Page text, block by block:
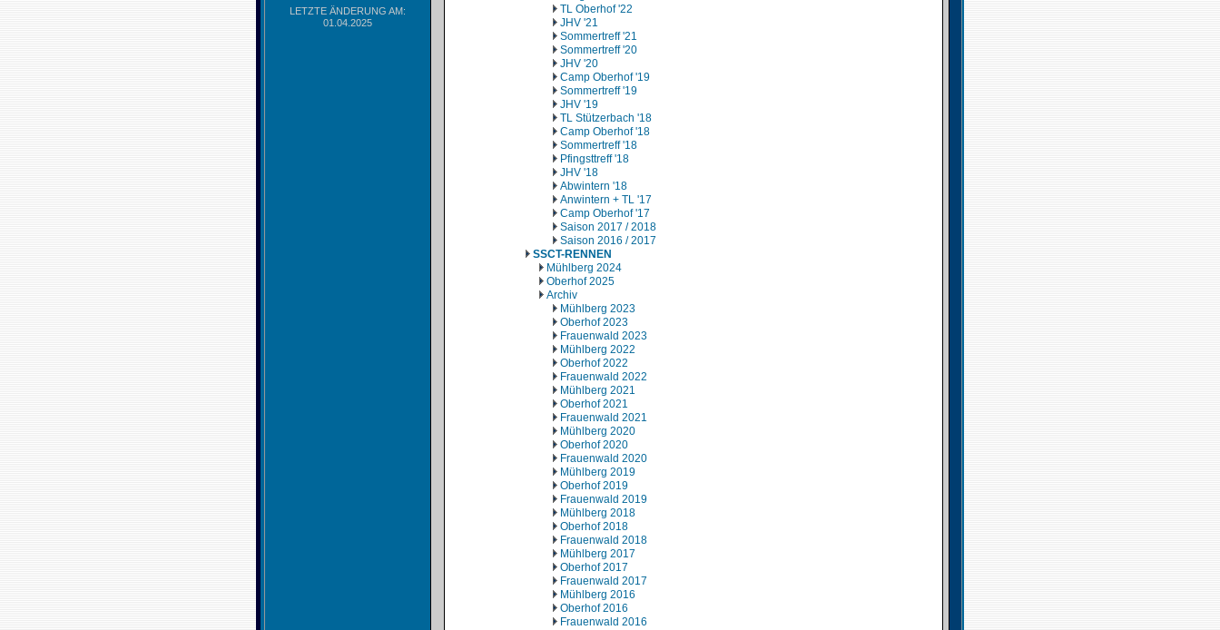
LETZTE ÄNDERUNG AM:
01.04.2025
TL Oberhof '22
JHV '21
Sommertreff '21
Sommertreff '20
JHV '20
Camp Oberhof '19
Sommertreff '19
JHV '19
TL Stützerbach '18
Camp Oberhof '18
Sommertreff '18
Pfingsttreff '18
JHV '18
Abwintern '18
Anwintern + TL '17
Camp Oberhof '17
Saison 2017 / 2018
Saison 2016 / 2017
SSCT-RENNEN
Mühlberg 2024
Oberhof 2025
Archiv
Mühlberg 2023
Oberhof 2023
Frauenwald 2023
Mühlberg 2022
Oberhof 2022
Frauenwald 2022
Mühlberg 2021
Oberhof 2021
Frauenwald 2021
Mühlberg 2020
Oberhof 2020
Frauenwald 2020
Mühlberg 2019
Oberhof 2019
Frauenwald 2019
Mühlberg 2018
Oberhof 2018
Frauenwald 2018
Mühlberg 2017
Oberhof 2017
Frauenwald 2017
Mühlberg 2016
Oberhof 2016
Frauenwald 2016